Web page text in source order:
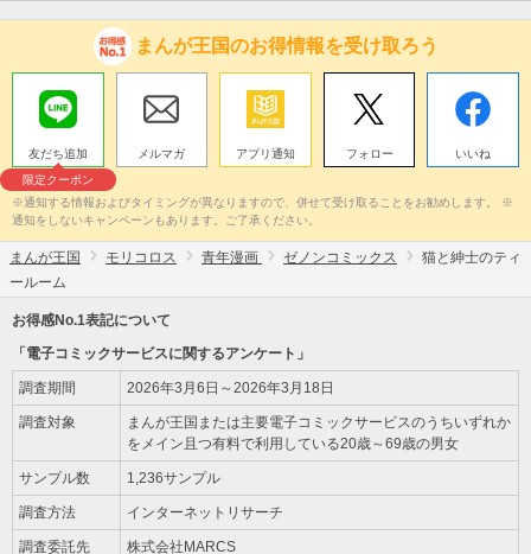
まんが王国のお得情報を受け取ろう
友だち追加
限定クーポン
メルマガ アプリ通知 フォロー いいね
※通知する情報およびタイミングが異なりますので、併せて受け取ることをお勧めします。 ※
通知をしないキャンペーンもあります。ご了承ください。
まんが王国 モリコロス 青年漫画 ゼノンコミックス
猫と紳士のティ
ールーム
お得感No.1表記について
「電子コミックサービスに関するアンケート」
調査期間 2026年3月6日～2026年3月18日
調査対象
まんが王国または主要電子コミックサービスのうちいずれか
をメイン且つ有料で利用している20歳～69歳の男女
サンプル数 1,236サンプル
調査方法 インターネットリサーチ
調査委託先 株式会社MARCS